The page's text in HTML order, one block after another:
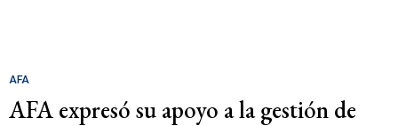
AFA
AFA expresó su apoyo a la gestión de